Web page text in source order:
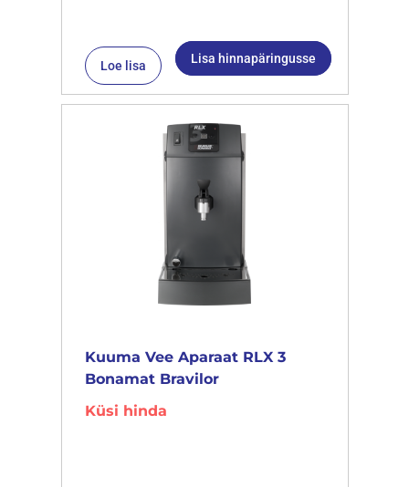
Loe lisa Lisa hinnapäringusse
Kuuma Vee Aparaat RLX 3
Bonamat Bravilor
Küsi hinda